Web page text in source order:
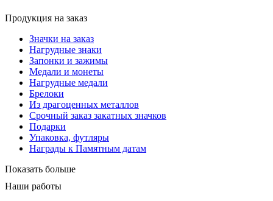
Продукция на заказ
Значки на заказ
Нагрудные знаки
Запонки и зажимы
Медали и монеты
Нагрудные медали
Брелоки
Из драгоценных металлов
Срочный заказ закатных значков
Подарки
Упаковка, футляры
Награды к Памятным датам
Показать больше
Наши работы